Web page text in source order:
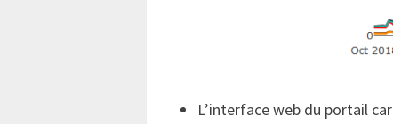
L’interface web du portail